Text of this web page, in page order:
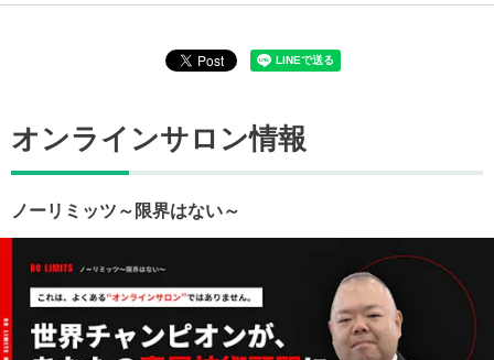
オンラインサロン情報
ノーリミッツ～限界はない～